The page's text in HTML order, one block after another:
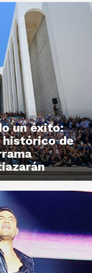
un éxito:
histórico de